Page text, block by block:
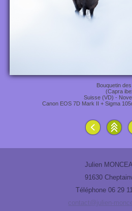
Bouquetin
(Capra
Suisse (VD) -
Canon EOS 7D Mark II + Sigma
Julien
91630
Téléphone 06 29
contact@julien-